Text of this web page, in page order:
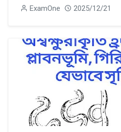
ExamOne 2025/12/21